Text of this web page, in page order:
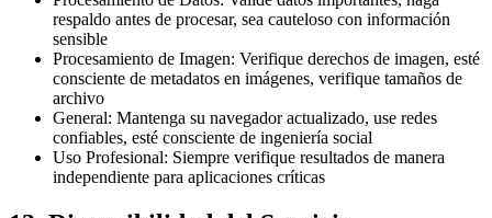
respaldo antes de procesar, sea cauteloso con información
sensible
Procesamiento de Imagen: Verifique derechos de imagen, esté
consciente de metadatos en imágenes, verifique tamaños de
archivo
General: Mantenga su navegador actualizado, use redes
confiables, esté consciente de ingeniería social
Uso Profesional: Siempre verifique resultados de manera
independiente para aplicaciones críticas